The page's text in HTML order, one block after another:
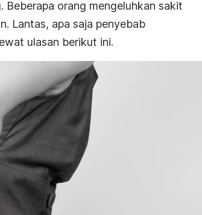
orang mengeluhkan sakit
Lantas, apa saja penyebab
ulasan berikut ini.